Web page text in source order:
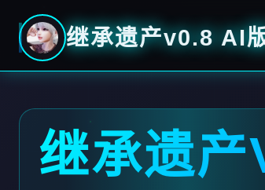
继承遗产v0.8 AI
继承遗